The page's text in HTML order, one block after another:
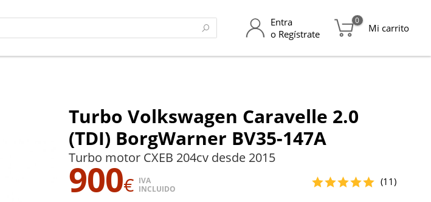
Entra
o Regístrate
0
Mi carrito
Turbo Volkswagen Caravelle 2.0
(TDI) BorgWarner BV35-147A
Turbo motor CXEB 204cv desde 2015
900€ IVA
INCLUIDO
(11)